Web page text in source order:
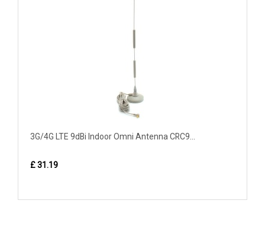
3G/4G LTE 9dBi Indoor Omni Antenna CRC9...
£ 31.19